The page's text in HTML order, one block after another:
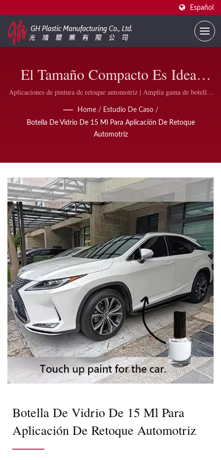
Español
El Tamaño Compacto Es Ideal
Para Pequeños Retoques, Con Una
Botella Transparente Que Facilita
La Identificación Del Color, Lo
Marcas Automotrices Y Talleres
De Reparación | Proveedor De
Botellas De Esmalte De Uñas
Personalizadas Impresas | GH
Plastic
Aplicaciones de pintura de retoque automotriz | Amplia gama de botellas
Home / Estudio De Caso /
Botella De Vidrio De 15 Ml Para Aplicación De Retoque
Automotriz
Botella De Vidrio De 15 Ml Para
Aplicación De Retoque Automotriz